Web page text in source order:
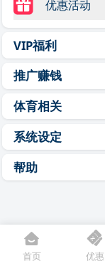
VIP福利
推广赚钱
体育相关
系统设定
帮助
首页 优惠